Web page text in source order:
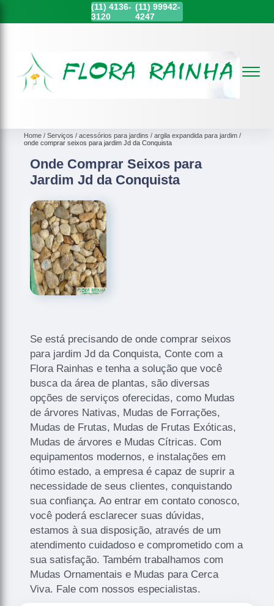
(11) 4136-
3120
(11)99942-
4247
Home Serviços acessórios para jardins
argila expandida para jardim
onde comprar seixos para jardim Jd da Conquista
Onde Comprar Seixos para
Jardim Jd da Conquista
Se está precisando de onde comprar seixos
para jardim Jd da Conquista, Conte com a
Flora Rainhas e tenha a solução que você
busca da área de plantas, são diversas
opções de serviços oferecidas, como Mudas
de árvores Nativas, Mudas de Forrações,
Mudas de Frutas, Mudas de Frutas Exóticas,
Mudas de árvores e Mudas Cítricas. Com
equipamentos modernos, e instalações em
ótimo estado, a empresa é capaz de suprir a
necessidade de seus clientes, conquistando
sua confiança. Ao entrar em contato conosco,
você poderá esclarecer suas dúvidas,
estamos à sua disposição, através de um
atendimento cuidadoso e comprometido com a
sua satisfação. Também trabalhamos com
Mudas Ornamentais e Mudas para Cerca
Viva. Fale com nossos especialistas.